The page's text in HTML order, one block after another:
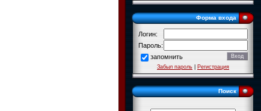
Форма входа
Логин:
Пароль:
запомнить
Забыл пароль|Регистрация
Поиск